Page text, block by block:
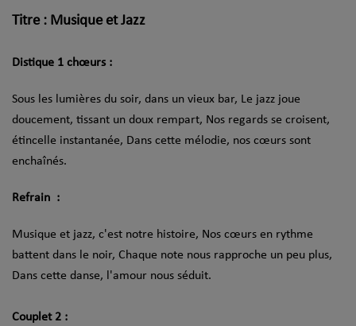
Titre : Musique et Jazz
Distique 1 chœurs :
Sous les lumières du soir, dans un vieux bar, Le jazz joue
doucement, tissant un doux rempart, Nos regards se croisent,
étincelle instantanée, Dans cette mélodie, nos cœurs sont
enchaînés.
Refrain :
Musique et jazz, c'est notre histoire, Nos cœurs en rythme
battent dans le noir, Chaque note nous rapproche un peu plus,
Dans cette danse, l'amour nous séduit.
Couplet 2 :